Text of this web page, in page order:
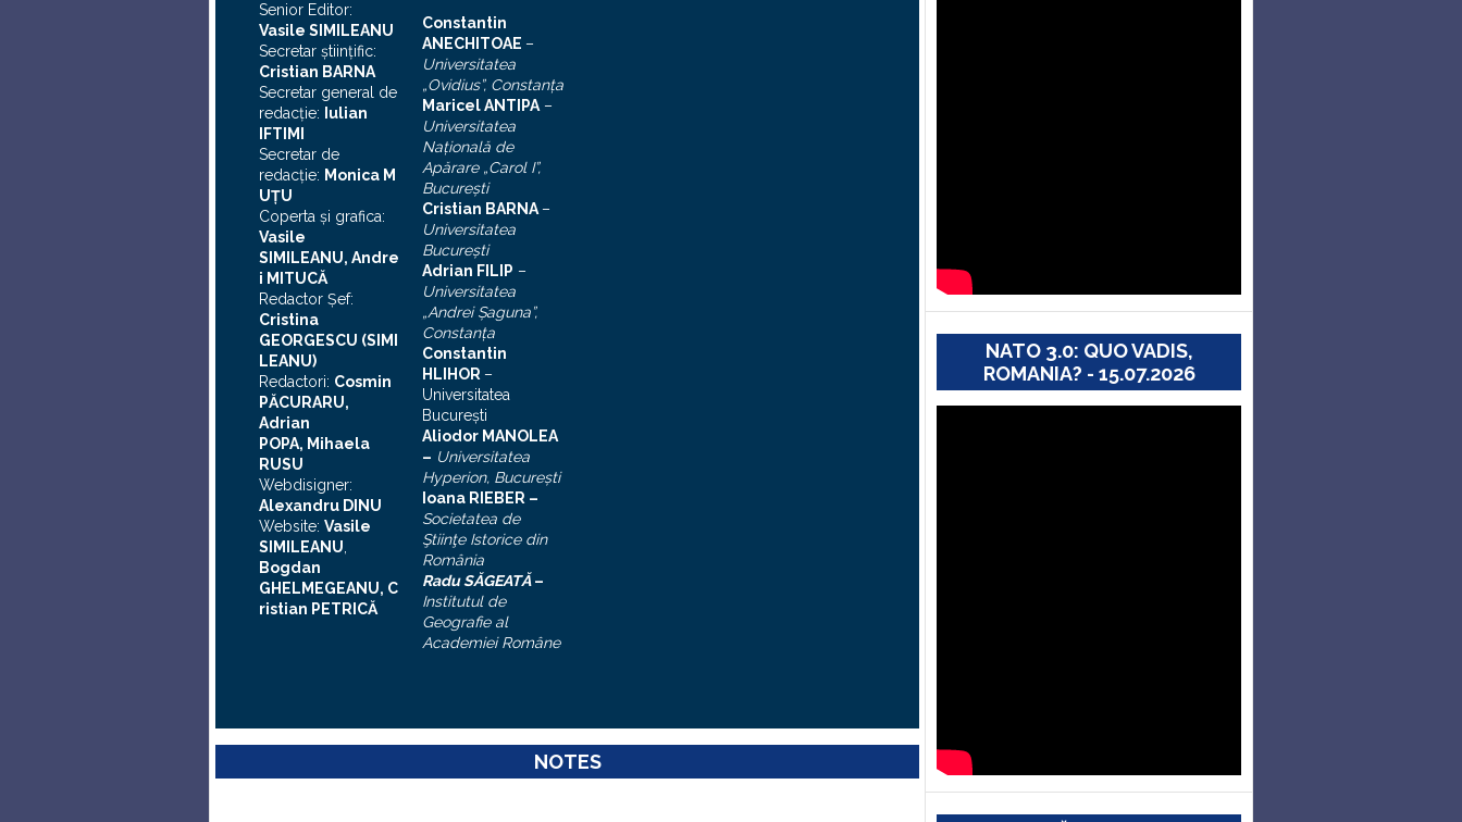
Senior Editor:
Vasile SIMILEANU
Secretar ştiinţific:
Cristian BARNA
Secretar general de
redacţie:
Iulian
FTIMI
Secretar de
redacţie: Monica M
UȚU
Coperta şi grafica:
Vasile
SIMILEANU, Andre
i MITUCĂ
Redactor Şef:
Cristina
GEORGESCU (SIMI
LEANU)
Redactori: Cosmin
PĂCURARU,
Adrian
POPA, Mihaela
RUSU
Webdisigner:
Alexandru DINU
Website: Vasile
SIMILEANU
Bogdan
GHELMEGEANU, C
ristian PETRICĂ
Constantin
ANECHITOAE –
Universitatea
„Ovidius”, Constanţa
Maricel ANTIPA –
Universitatea
Naţională de
Apărare „Carol I”,
Bucureşti
Cristian BARNA –
Universitatea
Bucureşti
Adrian FILIP –
Universitatea
„AndreiŞaguna”,
Constanţa
Constantin
HLIHOR –
Universitatea
Bucureşti
Aliodor MANOLEA
– Universitatea
Hyperion, Bucureşti
Ioana RIEBER –
Societatea de
Ştiinţe Istorice din
România
Radu SĂGEATĂ–
Institutul de
Geografie al
Academiei Române
NOTES
NATO 3.0: QUO VADIS,
ROMANIA? - 15.07.2026